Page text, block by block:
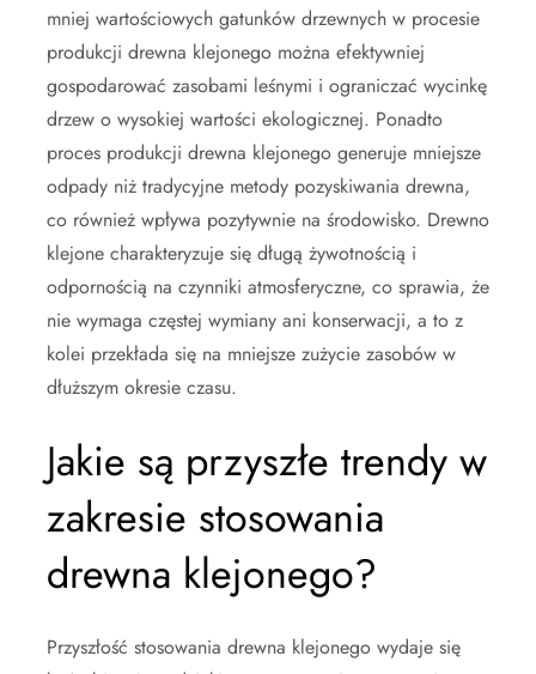
mniej wartościowych gatunków drzewnych w procesie
produkcji drewna klejonego można efektywniej
gospodarować zasobami leśnymi i ograniczać wycinkę
drzew o wysokiej wartości ekologicznej. Ponadto
proces produkcji drewna klejonego generuje mniejsze
odpady niż tradycyjne metody pozyskiwania drewna,
co również wpływa pozytywnie na środowisko. Drewno
klejone charakteryzuje się długą żywotnością i
odpornością na czynniki atmosferyczne, co sprawia, że
nie wymaga częstej wymiany ani konserwacji, a to z
kolei przekłada się na mniejsze zużycie zasobów w
dłuższym okresie czasu.
Jakie są przyszłe trendy w
zakresie stosowania
drewna klejonego?
Przyszłość stosowania drewna klejonego wydaje się